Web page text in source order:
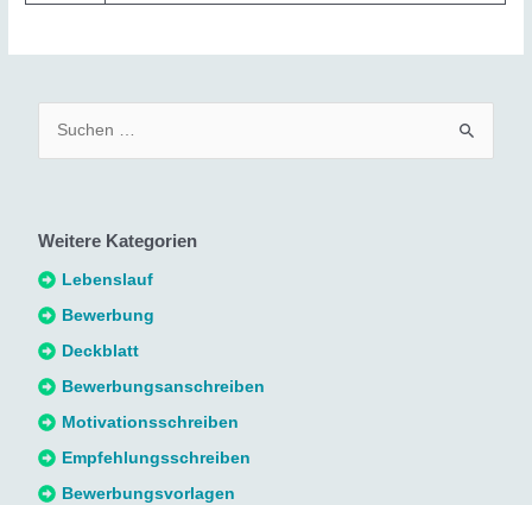
e
n
n
a
Weitere Kategorien
Lebenslauf
Bewerbung
Deckblatt
Bewerbungsanschreiben
Motivationsschreiben
Empfehlungsschreiben
Bewerbungsvorlagen